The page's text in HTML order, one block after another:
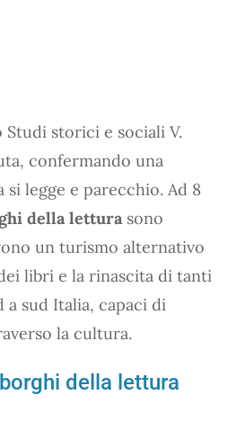
Studi storici e sociali V.
confermando una
legge e parecchio. Ad 8
della lettura sono
un turismo alternativo
libri e la rinascita di tanti
sud Italia, capaci di
la cultura.
della lettura